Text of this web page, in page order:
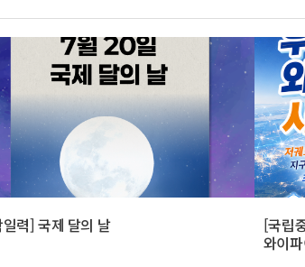
력] 국제 달의 날
[국립
와이